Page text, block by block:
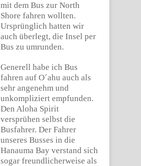
mit dem Bus zur North
Shore fahren wollten.
Ursprünglich hatten wir
auch überlegt, die Insel per
Bus zu umrunden.
Generell habe ich Bus
fahren auf O´ahu auch als
sehr angenehm und
unkompliziert empfunden.
Den Aloha Spirit
versprühen selbst die
Busfahrer. Der Fahrer
unseres Busses in die
Hanauma Bay verstand sich
sogar freundlicherweise als